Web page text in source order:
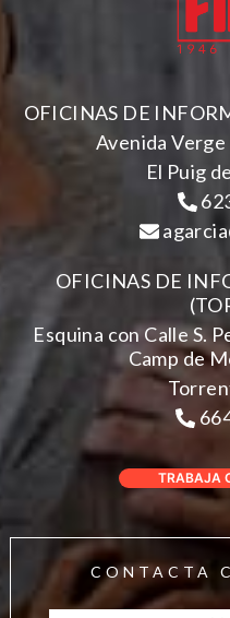
OFICINAS DE
Avenida
El Puig
OFICINAS DE
Esquina con Calle S.
Camp de
TRABAJA
CONTACTA